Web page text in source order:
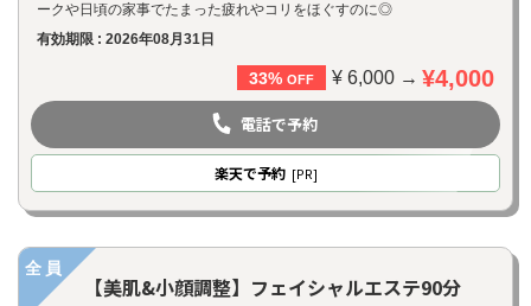
ークや日頃の家事でたまった疲れやコリをほぐすのに◎
有効期限 : 2026年08月31日
33% OFF ¥ 6,000 → ¥4,000
電話で予約
楽天で予約 [PR]
全員
【美肌&小顔調整】フェイシャルエステ90分